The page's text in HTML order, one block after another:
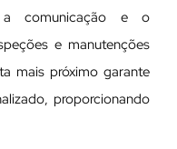
a comunicação e o
e manutenções
mais próximo garante
proporcionando